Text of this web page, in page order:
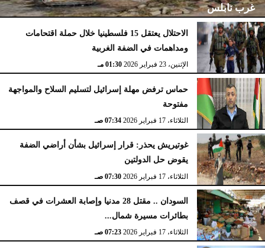
غرب نابلس
الإثنين، 23 فبراير 2026 02:15 مـ
الاحتلال يعتقل 15 فلسطينيا خلال حملة اقتحامات
ومداهمات في الضفة الغربية
الإثنين، 23 فبراير 2026 01:30 مـ
حماس ترفض مهلة إسرائيل لتسليم السلاح والمواجهة
مفتوحة
الثلاثاء، 17 فبراير 2026 07:34 صـ
غوتيريش يحذر: قرار إسرائيل بشأن أراضي الضفة
يقوض حل الدولتين
الثلاثاء، 17 فبراير 2026 07:30 صـ
السودان .. مقتل 28 مدنيا وإصابة العشرات في قصف
بطائرات مسيرة شمال...
الثلاثاء، 17 فبراير 2026 07:23 صـ